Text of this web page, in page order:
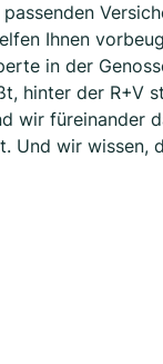
Ihnen
in der
hinter der R+V
wir füreinander
Und wir wissen,